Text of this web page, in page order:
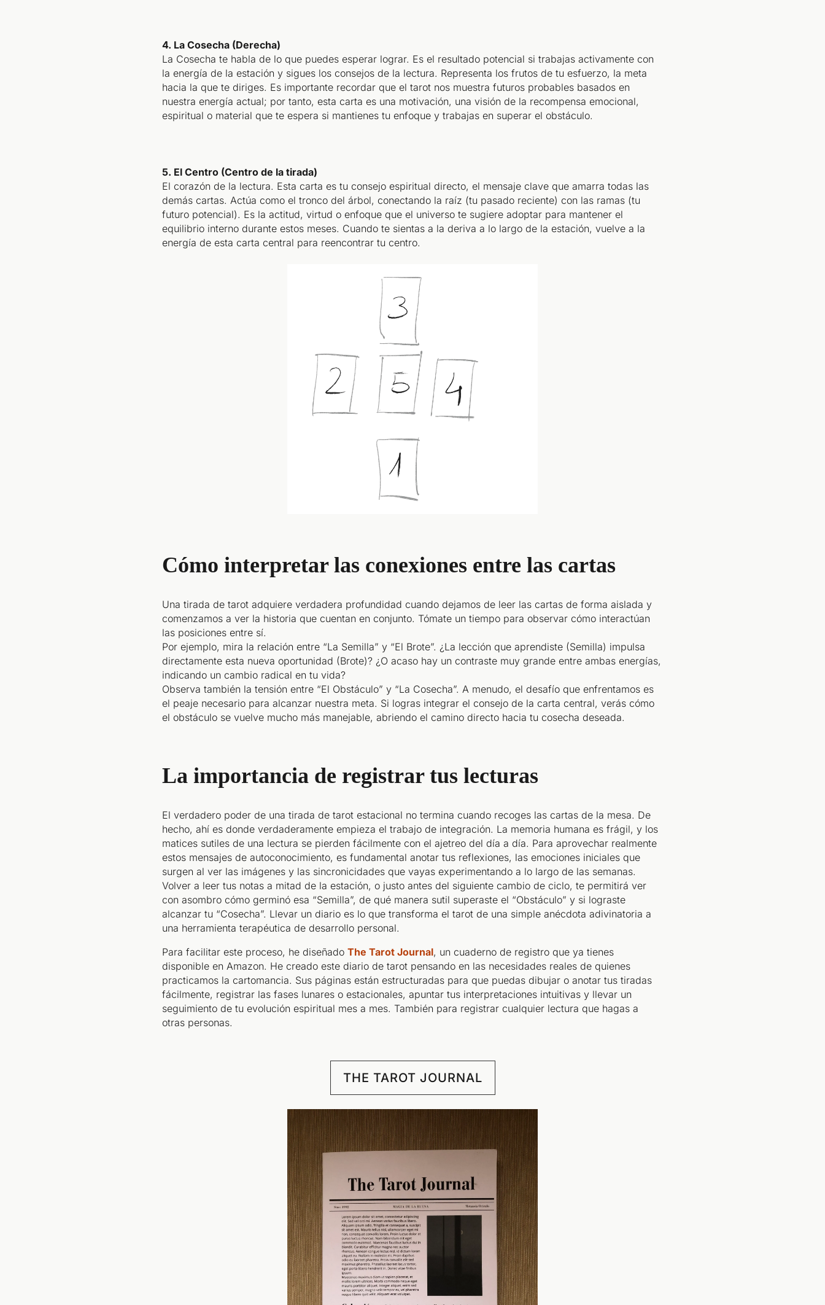
4. La Cosecha (Derecha)
La Cosecha te habla de lo que puedes esperar lograr. Es el resultado potencial si trabajas activamente con
la energía de la estación y sigues los consejos de la lectura. Representa los frutos de tu esfuerzo, la meta
hacia la que te diriges. Es importante recordar que el tarot nos muestra futuros probables basados en
nuestra energía actual; por tanto, esta carta es una motivación, una visión de la recompensa emocional,
espiritual o material que te espera si mantienes tu enfoque y trabajas en superar el obstáculo.
5. El Centro (Centro de la tirada)
El corazón de la lectura. Esta carta es tu consejo espiritual directo, el mensaje clave que amarra todas las
demás cartas. Actúa como el tronco del árbol, conectando la raíz (tu pasado reciente) con las ramas (tu
futuro potencial). Es la actitud, virtud o enfoque que el universo te sugiere adoptar para mantener el
equilibrio interno durante estos meses. Cuando te sientas a la deriva a lo largo de la estación, vuelve a la
energía de esta carta central para reencontrar tu centro.
Cómo interpretar las conexiones entre las cartas
Una tirada de tarot adquiere verdadera profundidad cuando dejamos de leer las cartas de forma aislada y
comenzamos a ver la historia que cuentan en conjunto. Tómate un tiempo para observar cómo interactúan
las posiciones entre sí.
Por ejemplo, mira la relación entre “La Semilla” y “El Brote”. ¿La lección que aprendiste (Semilla) impulsa
directamente esta nueva oportunidad (Brote)? ¿O acaso hay un contraste muy grande entre ambas energías,
indicando un cambio radical en tu vida?
Observa también la tensión entre “El Obstáculo” y “La Cosecha”. A menudo, el desafío que enfrentamos es
el peaje necesario para alcanzar nuestra meta. Si logras integrar el consejo de la carta central, verás cómo
el obstáculo se vuelve mucho más manejable, abriendo el camino directo hacia tu cosecha deseada.
La importancia de registrar tus lecturas
El verdadero poder de una tirada de tarot estacional no termina cuando recoges las cartas de la mesa. De
hecho, ahí es donde verdaderamente empieza el trabajo de integración. La memoria humana es frágil, y los
matices sutiles de una lectura se pierden fácilmente con el ajetreo del día a día. Para aprovechar realmente
estos mensajes de autoconocimiento, es fundamental anotar tus reflexiones, las emociones iniciales que
surgen al ver las imágenes y las sincronicidades que vayas experimentando a lo largo de las semanas.
Volver a leer tus notas a mitad de la estación, o justo antes del siguiente cambio de ciclo, te permitirá ver
con asombro cómo germinó esa “Semilla”, de qué manera sutil superaste el “Obstáculo” y si lograste
alcanzar tu “Cosecha”. Llevar un diario es lo que transforma el tarot de una simple anécdota adivinatoria a
una herramienta terapéutica de desarrollo personal.
Para facilitar este proceso, he diseñadoThe Tarot Journal, un cuaderno de registro que ya tienes
disponible en Amazon. He creado este diario de tarot pensando en las necesidades reales de quienes
practicamos la cartomancia. Sus páginas están estructuradas para que puedas dibujar o anotar tus tiradas
fácilmente, registrar las fases lunares o estacionales, apuntar tus interpretaciones intuitivas y llevar un
seguimiento de tu evolución espiritual mes a mes. También para registrar cualquier lectura que hagas a
otras personas.
THE TAROT JOURNAL